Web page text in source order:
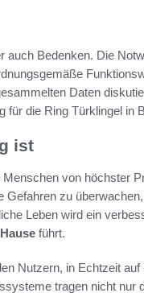
Bedenken. Die
Daten
für die Ring Türklingel in
ist
von höchster
Gefahren zu
Leben wird ein
führt.
Nutzern, in Echtzeit
tragen nicht nur